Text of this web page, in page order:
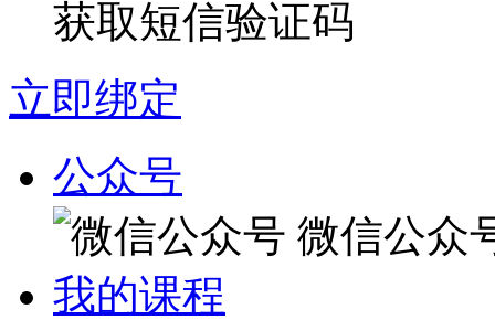
获取短信验证码
立即绑定
公众号
微信公众
我的课程